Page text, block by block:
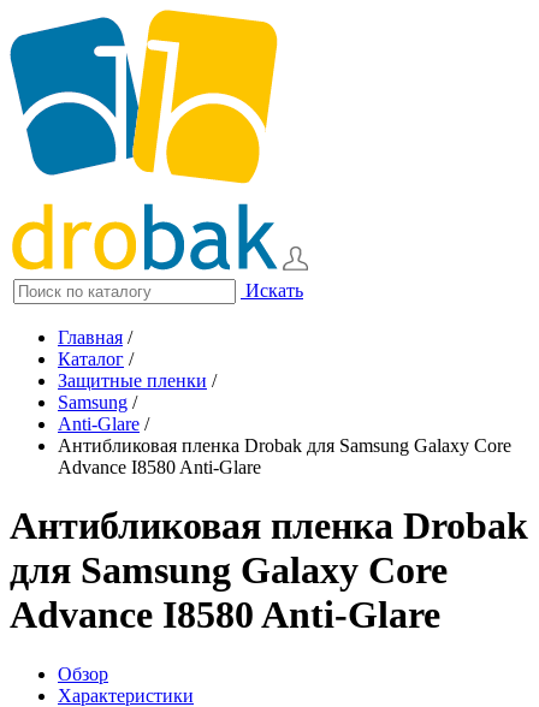
Искать
Главная /
Каталог /
Защитные пленки /
Samsung /
Anti-Glare /
Антибликовая пленка Drobak для Samsung Galaxy Core
Advance I8580 Anti-Glare
Антибликовая пленка Drobak
для Samsung Galaxy Core
Advance I8580 Anti-Glare
Обзор
Характеристики